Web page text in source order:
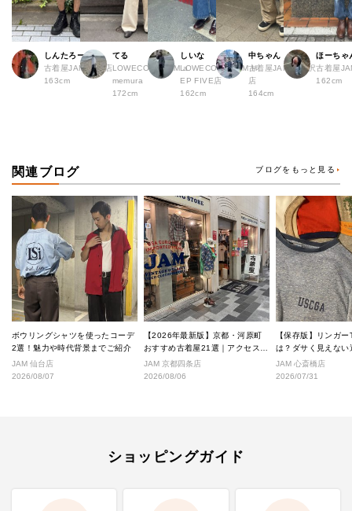
しんたろー
古着屋JAM 仙台店
163cm
てる
LOWECO by JAM a
memura
172cm
しいな
LOWECO by JAM H
EP FIVE店
162cm
中ちゃん
古着屋JAM 下北沢
店
164cm
ほーちゃ
古着屋
162cm
関連ブログ ブログをもっと見る
ボウリングシャツを使ったコーデ
2選！魅力や時代背景までご紹介
JAM 仙台店
2026/08/07
【2026年最新版】京都・河原町
おすすめ古着屋21選｜アクセス良
好な絶対行くべきショップ厳選！
JAM 京都四条店
2026/08/06
【保存版】リンガ
は？ダサく見えない
なし完全ガイド
JAM 心斎橋店
2026/07/31
ショッピングガイド